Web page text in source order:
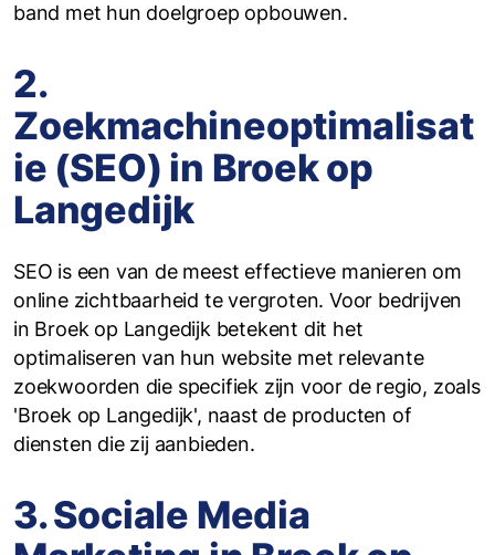
band met hun doelgroep opbouwen.
2.
Zoekmachineoptimalisat
ie (SEO) in Broek op
Langedijk
SEO is een van de meest effectieve manieren om
online zichtbaarheid te vergroten. Voor bedrijven
in Broek op Langedijk betekent dit het
optimaliseren van hun website met relevante
zoekwoorden die specifiek zijn voor de regio, zoals
'Broek op Langedijk', naast de producten of
diensten die zij aanbieden.
3. Sociale Media